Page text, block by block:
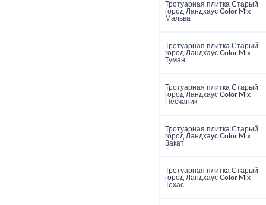
Тротуарная плитка Старый
город Ландхаус Color Mix
Мальва
Тротуарная плитка Старый
город Ландхаус Color Mix
Туман
Тротуарная плитка Старый
город Ландхаус Color Mix
Песчаник
Тротуарная плитка Старый
город Ландхаус Color Mix
Закат
Тротуарная плитка Старый
город Ландхаус Color Mix
Техас